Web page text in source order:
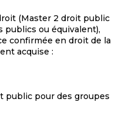
(Master 2 droit public
publics ou équivalent),
confirmée en droit de la
acquise :
public pour des groupes